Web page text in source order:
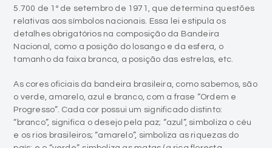
Nacional, como a posição do losango e da esfera, o
tamanho da faixa branca, a posição das estrelas, etc.
As cores oficiais da bandeira brasileira, como sabemos, são
o verde, amarelo, azul e branco, com a frase “Ordem e
“branco”, significa o desejo pela paz; “azul”, simboliza o céu
e os rios brasileiros; “amarelo”, simboliza as riquezas do
país; e o “verde”, simboliza as matas (a rica floresta
brasileira).